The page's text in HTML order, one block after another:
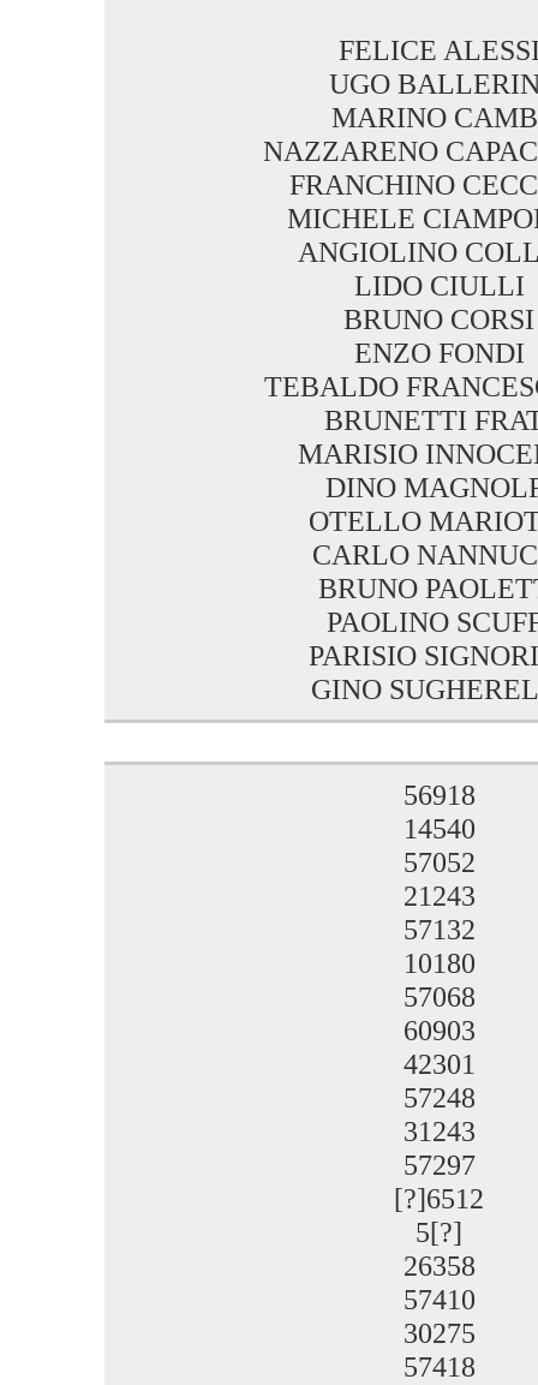
FELICE
UGO
MARINO
NAZZARENO
FRANCHINO
MICHELE
ANGIOLINO
LIDO CIULLI
BRUNO CORSI
ENZO FONDI
TEBALDO
BRUNETTI
MARISIO
DINO
OTELLO
CARLO
BRUNO
PAOLINO
PARISIO
GINO
56918
14540
57052
21243
57132
10180
57068
60903
42301
57248
31243
57297
[?]6512
5[?]
26358
57410
30275
57418